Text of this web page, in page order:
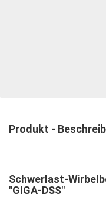
Produkt -
Schwerlast-
"GIGA-DSS"